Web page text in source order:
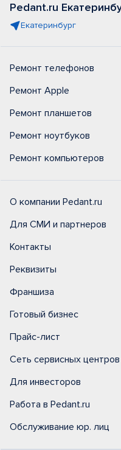
Pedant.ru
Екатеринбург
Ремонт телефонов
Ремонт Apple
Ремонт планшетов
Ремонт ноутбуков
Ремонт компьютеров
О компании Pedant.ru
Для СМИ и партнеров
Контакты
Реквизиты
Франшиза
Готовый бизнес
Прайс-лист
Сеть сервисных
Для инвесторов
Работа в Pedant.ru
Обслуживание юр. лиц